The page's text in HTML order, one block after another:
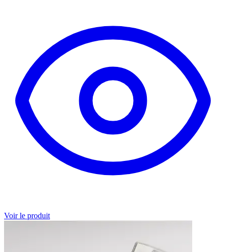
Voir le produit